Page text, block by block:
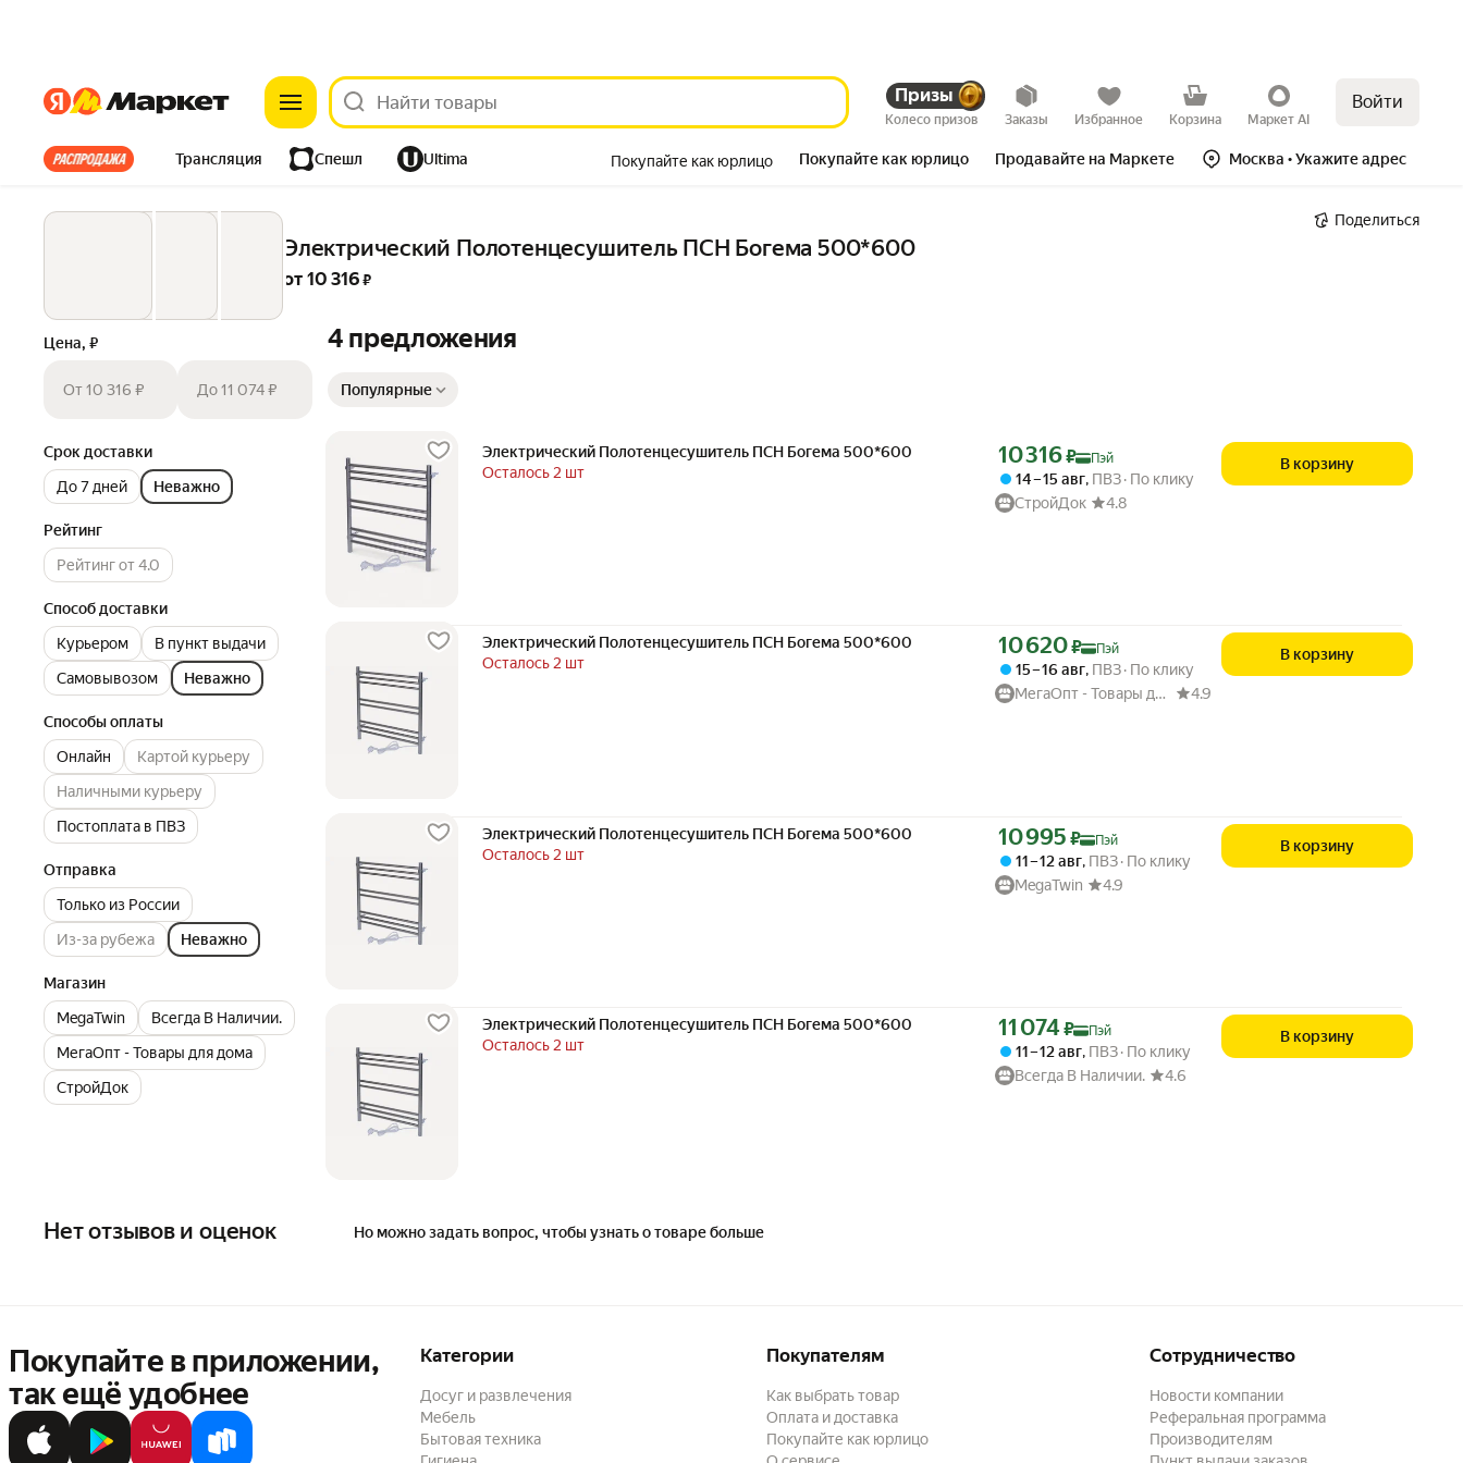
ЯндексЯндекс Призы
Колесо призов Заказы Избранное Корзина Маркет AI
Войти
Все хиты Трансляция Спешл Ultima
Из-за рубежа Одежда Дом
Покупайте как юрлицо Покупайте как юрлицо Продавайте на Маркете Москва • Укажите адрес
Электрический Полотенцесушитель ПСН Богема 500*600
от 10 316 ₽
Поделиться
Цена, ₽
От 10 316 ₽ До 11 074 ₽
Срок доставки
До 7 дней
Неважно
Рейтинг
Рейтинг от 4.0
Способ доставки
Курьером
В пункт выдачи
Самовывозом
Неважно
Способы оплаты
Онлайн
Картой курьеру
Наличными курьеру
Постоплата в ПВЗ
Отправка
Только из России
Из-за рубежа
Неважно
Магазин
MegaTwin
Всегда В Наличии.
МегаОпт - Товары для дома
СтройДок
4 предложения
Популярные
Электрический Полотенцесушитель ПСН Богема 500*600
Осталось 2 шт
Цена с картой Яндекс Пэй 10316 ₽ вместо
10 316₽ Пэй
14 – 15 авг, ПВЗ По клику
СтройДок
4.8
В корзину
Электрический Полотенцесушитель ПСН Богема 500*600
Осталось 2 шт
Цена с картой Яндекс Пэй 10620 ₽ вместо
10 620₽ Пэй
15 – 16 авг, ПВЗ По клику
МегаОпт - Товары для дома
4.9
В корзину
Электрический Полотенцесушитель ПСН Богема 500*600
Осталось 2 шт
Цена с картой Яндекс Пэй 10995 ₽ вместо
10 995 ₽ Пэй
11 – 12 авг, ПВЗ По клику
MegaTwin
4.9
В корзину
Электрический Полотенцесушитель ПСН Богема 500*600
Осталось 2 шт
Цена с картой Яндекс Пэй 11074 ₽ вместо
11 074 ₽ Пэй
11 – 12 авг, ПВЗ По клику
Всегда В Наличии.
4.6
В корзину
Нет отзывов и оценок Но можно задать вопрос, чтобы узнать о товаре больше
Покупайте в приложении,
так ещё удобнее
Категории
Досуг и развлечения
Мебель
Бытовая техника
Покупателям
Как выбрать товар
Оплата и доставка
Покупайте как юрлицо
Сотрудничество
Новости компании
Реферальная программа
Производителям